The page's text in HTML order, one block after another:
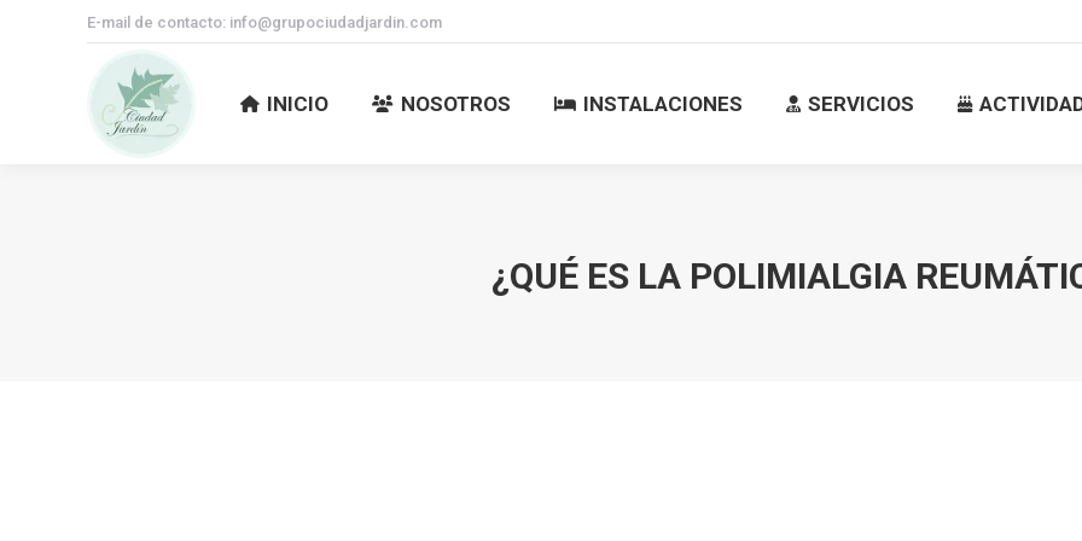
E-mail de contacto: info@grupociudadjardin.com
INICIO NOSOTROS INSTALACIONES SERVICIOS
¿QUÉ ES LA POLIMIALGIA